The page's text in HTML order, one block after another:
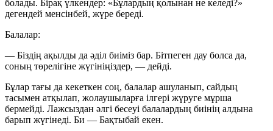
болады. Бірақ үлкендер: «Бұлардың қолынан не келеді?»
дегендей менсінбей, жүре береді.
Балалар:
— Біздің ақылды да әділ биіміз бар. Бітпеген дау болса да,
соның төрелігіне жүгініңіздер, — дейді.
Бұлар тағы да кекеткен соң, балалар ашуланып, сайдың
тасымен атқылап, жолаушыларға ілгері жүруге мұрша
бермейді. Лажсыздан әлгі бесеуі балалардың биінің алдына
барып жүгінеді. Би — Бақтыбай екен.